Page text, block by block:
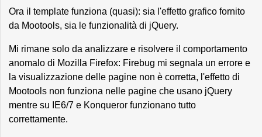
Ora il template funziona (quasi): sia l'effetto grafico fornito
da Mootools, sia le funzionalità di jQuery.
Mi rimane solo da analizzare e risolvere il comportamento
anomalo di Mozilla Firefox: Firebug mi segnala un errore e
la visualizzazione delle pagine non è corretta, l'effetto di
Mootools non funziona nelle pagine che usano jQuery
mentre su IE6/7 e Konqueror funzionano tutto
correttamente.